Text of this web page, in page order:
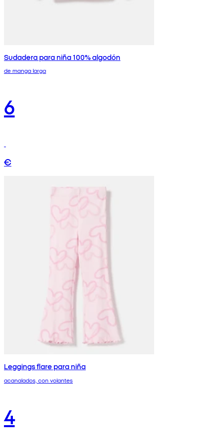
Sudadera para niña 100% algodón
de manga larga
6
€
Leggings flare para niña
acanalados, con volantes
4